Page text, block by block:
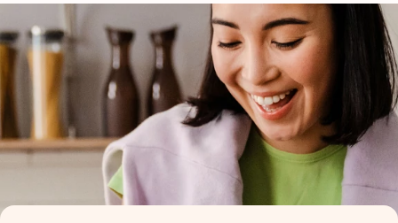
Décorations de gâteaux comestibles
Décorations de gâteaux réutilisables
Purées de fruits
Pates sucrés et coulis sucrés
Fruits secs et confits
Spray alimentaire
Gélatine et gélifiant
Topping
Fourrage pâtisserie
Epicerie fine
Epices et condiments
Huiles et vinaigres
Préparations culinaires
Tartinables et sauces
Champignons déshydratés
Perles de saveur
Fleurs comestibles
Graines comestibles